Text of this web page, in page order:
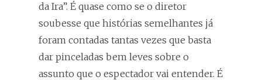
da Ira”. É quase como se o diretor
soubesse que histórias semelhantes já
foram contadas tantas vezes que basta
dar pinceladas bem leves sobre o
assunto que o espectador vai entender. É